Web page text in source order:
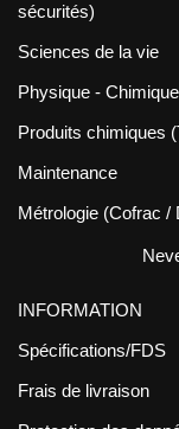
sécurités)
Sciences de la vie
Physique -
Produits chimiques
Maintenance
Métrologie (Cofrac /
INFORMATION
Spécifications/FDS
Frais de livraison